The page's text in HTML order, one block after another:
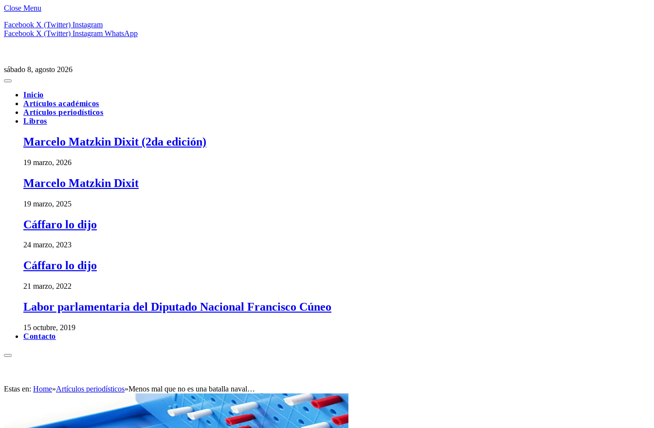
Close Menu
Facebook X (Twitter) Instagram
Facebook X (Twitter) Instagram WhatsApp
sábado 8, agosto 2026
Inicio
Artículos académicos
Artículos periodísticos
Libros
Marcelo Matzkin Dixit (2da edición)
19 marzo, 2026
Marcelo Matzkin Dixit
19 marzo, 2025
Cáffaro lo dijo
24 marzo, 2023
Cáffaro lo dijo
21 marzo, 2022
Labor parlamentaria del Diputado Nacional Francisco Cúneo
15 octubre, 2019
Contacto
Estas en: Home»Artículos periodísticos»Menos mal que no es una batalla naval…